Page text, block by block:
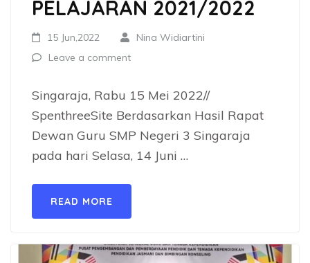
PELAJARAN 2021/2022
15 Jun,2022
Nina Widiartini
Leave a comment
Singaraja, Rabu 15 Mei 2022//
SpenthreeSite Berdasarkan Hasil Rapat
Dewan Guru SMP Negeri 3 Singaraja
pada hari Selasa, 14 Juni …
READ MORE